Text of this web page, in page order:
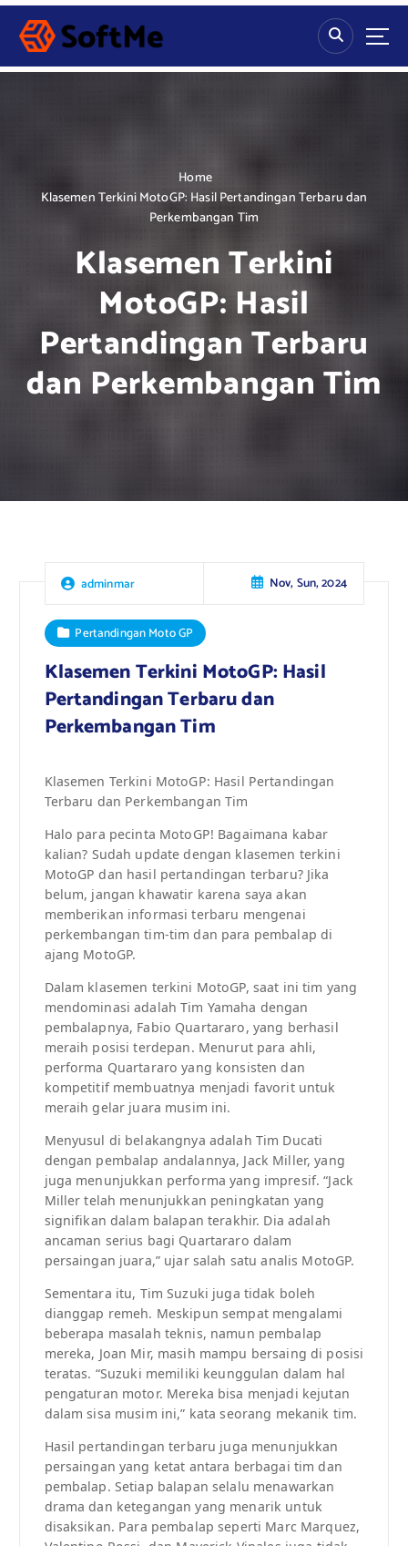
S
p
Home
Klasemen Terkini MotoGP: Hasil Pertandingan Terbaru dan
Perkembangan Tim
Klasemen Terkini
MotoGP: Hasil
Pertandingan Terbaru
dan Perkembangan Tim
adminmar Nov, Sun, 2024
Pertandingan Moto GP
Klasemen Terkini MotoGP: Hasil
Pertandingan Terbaru dan
Perkembangan Tim
Klasemen Terkini MotoGP: Hasil Pertandingan
Terbaru dan Perkembangan Tim
Halo para pecinta MotoGP! Bagaimana kabar
kalian? Sudah update dengan klasemen terkini
MotoGP dan hasil pertandingan terbaru? Jika
belum, jangan khawatir karena saya akan
memberikan informasi terbaru mengenai
perkembangan tim-tim dan para pembalap di
ajang MotoGP.
Dalam klasemen terkini MotoGP, saat ini tim yang
mendominasi adalah Tim Yamaha dengan
pembalapnya, Fabio Quartararo, yang berhasil
meraih posisi terdepan. Menurut para ahli,
performa Quartararo yang konsisten dan
kompetitif membuatnya menjadi favorit untuk
meraih gelar juara musim ini.
Menyusul di belakangnya adalah Tim Ducati
dengan pembalap andalannya, Jack Miller, yang
juga menunjukkan performa yang impresif. “Jack
Miller telah menunjukkan peningkatan yang
signifikan dalam balapan terakhir. Dia adalah
ancaman serius bagi Quartararo dalam
persaingan juara,” ujar salah satu analis MotoGP.
Sementara itu, Tim Suzuki juga tidak boleh
dianggap remeh. Meskipun sempat mengalami
beberapa masalah teknis, namun pembalap
mereka, Joan Mir, masih mampu bersaing di posisi
teratas. “Suzuki memiliki keunggulan dalam hal
pengaturan motor. Mereka bisa menjadi kejutan
dalam sisa musim ini,” kata seorang mekanik tim.
Hasil pertandingan terbaru juga menunjukkan
persaingan yang ketat antara berbagai tim dan
pembalap. Setiap balapan selalu menawarkan
drama dan ketegangan yang menarik untuk
disaksikan. Para pembalap seperti Marc Marquez,